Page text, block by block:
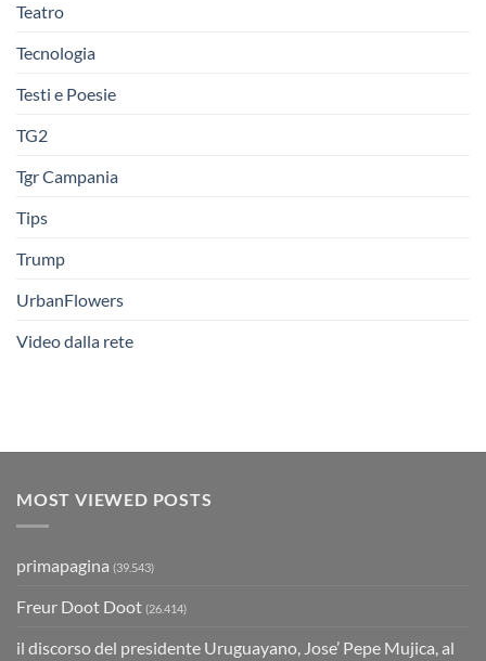
Teatro
Tecnologia
Testi e Poesie
TG2
Tgr Campania
Tips
Trump
UrbanFlowers
Video dalla rete
MOST VIEWED POSTS
primapagina (39.543)
Freur Doot Doot (26.414)
il discorso del presidente Uruguayano, Jose’ Pepe Mujica, al